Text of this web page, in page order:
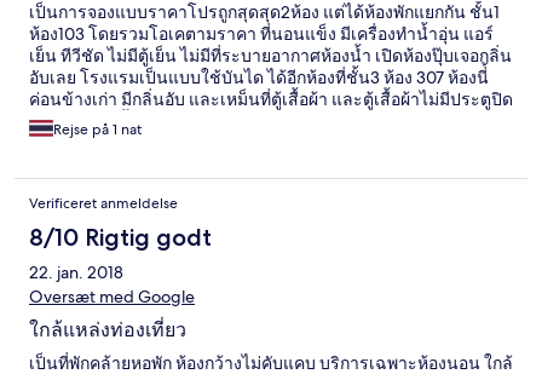
เป็นการจองแบบราคาโปรถูกสุดสุด2ห้อง แต่ได้ห้องพักแยกกัน ชั้น1
ห้อง103 โดยรวมโอเคตามราคา ที่นอนแข็ง มีเครื่องทำน้ำอุ่น แอร์
เย็น ทีวีชัด ไม่มีตู้เย็น ไม่มีที่ระบายอากาศห้องน้ำ เปิดห้องปุ๊บเจอกลิ่น
อับเลย โรงแรมเป็นแบบใช้บันได ได้อีกห้องที่ชั้น3 ห้อง 307 ห้องนี่้
ค่อนข้างเก่า มีกลิ่นอับ และเหม็นที่ตู้เสื้อผ้า และตู้เสื้อผ้าไม่มีประตูปิด
ทีวีไม่ชัด แต่น้ำอุ่น และแอร์เย็นสบาย การต้อนรับดี มีส่วนกาแฟที่
ส่วนต้อนรับ แต่ไม่ได้ใช้บริการ
Rejse på 1 nat
Verificeret anmeldelse
8/10 Rigtig godt
22. jan. 2018
Oversæt med Google
ใกล้แหล่งท่องเที่ยว
เป็นที่พักคล้ายหอพัก ห้องกว้างไม่คับแคบ บริการเฉพาะห้องนอน ใกล้